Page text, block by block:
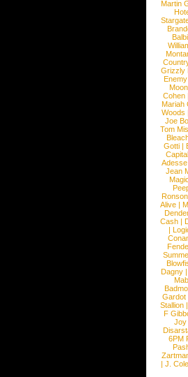
Martin
Grizzly
Enemy
Moon
Cohen
Mariah
Woods
Joe
Tom
Gotti |
Adesse
Jean
Ronson
Alive |
Cash |
|
Dagny
Gardot
Stallion
F
Joy
6PM
| J. Cole